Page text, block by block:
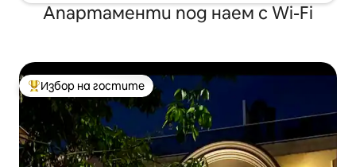
Апартаменти под наем с Wi-Fi
Най-популярен избор на гостите
Избор на гостите